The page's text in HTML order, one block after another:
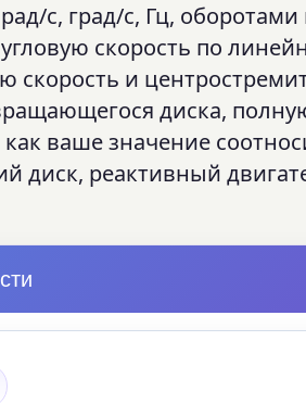
с, град/с, Гц, оборотами
скорость по
скорость и
диска,
ваше значение
диск, реактивный